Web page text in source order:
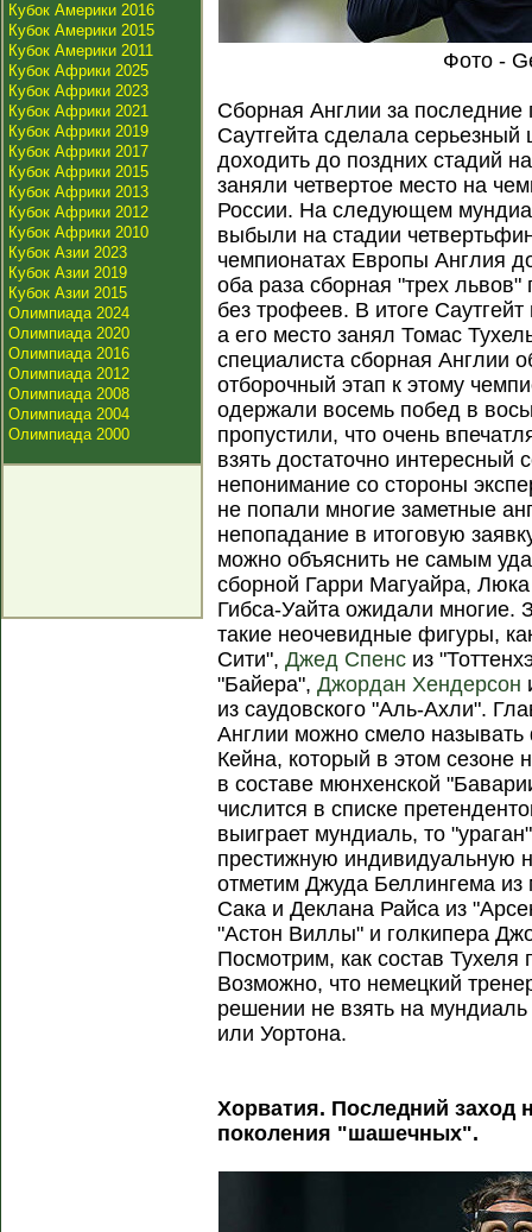
Кубок Америки 2016
Кубок Америки 2015
Кубок Америки 2011
Кубок Африки 2025
Кубок Африки 2023
Кубок Африки 2021
Кубок Африки 2019
Кубок Африки 2017
Кубок Африки 2015
Кубок Африки 2013
Кубок Африки 2012
Кубок Африки 2010
Кубок Азии 2023
Кубок Азии 2019
Кубок Азии 2015
Олимпиада 2024
Олимпиада 2020
Олимпиада 2016
Олимпиада 2012
Олимпиада 2008
Олимпиада 2004
Олимпиада 2000
Фото -
Сборная Англии за последние
Саутгейта сделала
доходить до поздних стадий
заняли четвертое место на
России. На следующем
выбыли на стадии
чемпионатах Европы Англия
оба раза сборная "трех
без трофеев. В итоге
а его место занял Томас
специалиста сборная Англии
отборочный этап к этому
одержали восемь побед в
пропустили, что очень
взять достаточно интересный
непонимание со стороны
не попали многие заметные
непопадание в итоговую
можно объяснить не самым
сборной Гарри Магуайра,
Гибса-Уайта ожидали многие.
такие неочевидные фигуры,
Сити",Джед Спенс из
"Байера",Джордан Хендерсон
из саудовского "Аль-Ахли".
Англии можно смело
Кейна, который в этом сезоне
в составе мюнхенской
числится в списке
выиграет мундиаль, то
престижную индивидуальную
отметим Джуда Беллингема из
Сака и Деклана Райса из
"Астон Виллы" и голкипера
Посмотрим, как состав Тухеля
Возможно, что немецкий
решении не взять на
или Уортона.
Хорватия. Последний заход
поколения "шашечных".